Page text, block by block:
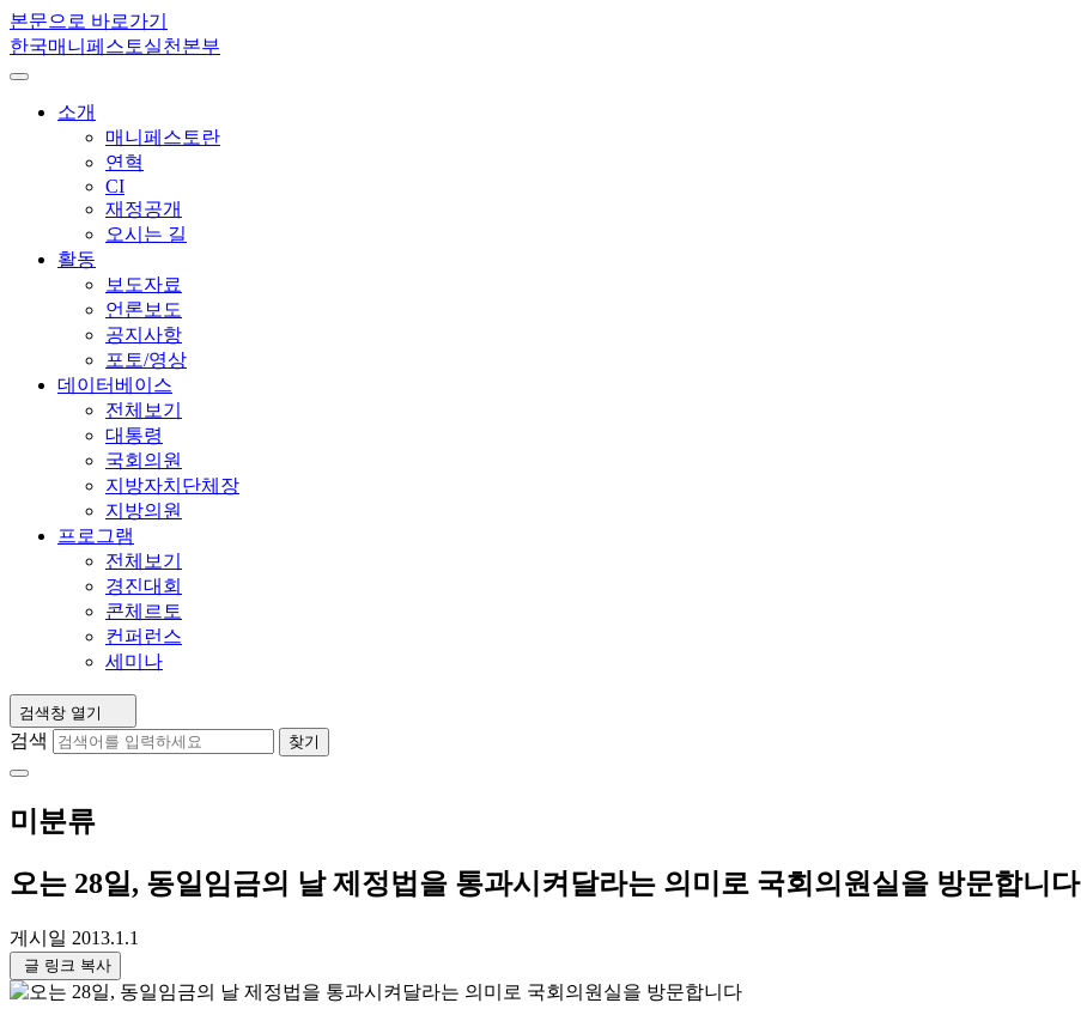
본문으로 바로가기
한국매니페스토실천본부
소개
매니페스토란
연혁
CI
재정공개
오시는 길
활동
보도자료
언론보도
공지사항
포토/영상
데이터베이스
전체보기
대통령
국회의원
지방자치단체장
지방의원
프로그램
전체보기
경진대회
콘체르토
컨퍼런스
세미나
검색창 열기
검색 찾기
미분류
오는 28일, 동일임금의 날 제정법을 통과시켜달라는 의미로 국회의원실을 방문합니다
게시일 2013.1.1
글 링크 복사